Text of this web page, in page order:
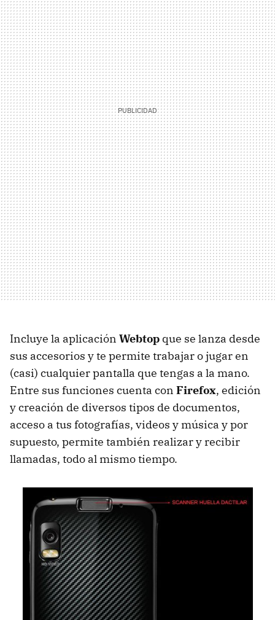
Incluye la aplicación Webtop que se lanza desde
sus accesorios y te permite trabajar o jugar en
(casi) cualquier pantalla que tengas a la mano.
Entre sus funciones cuenta con Firefox, edición
y creación de diversos tipos de documentos,
acceso a tus fotografías, videos y música y por
supuesto, permite también realizar y recibir
llamadas, todo al mismo tiempo.